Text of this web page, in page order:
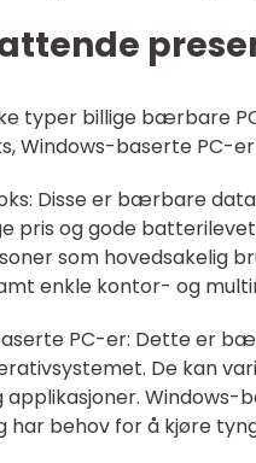
typer billige bærbare
Windows-baserte PC-
Disse er bærbare
pris og gode
som hovedsakelig
enkle kontor- og
PC-er: Dette er
De kan
applikasjoner.
har behov for å kjøre